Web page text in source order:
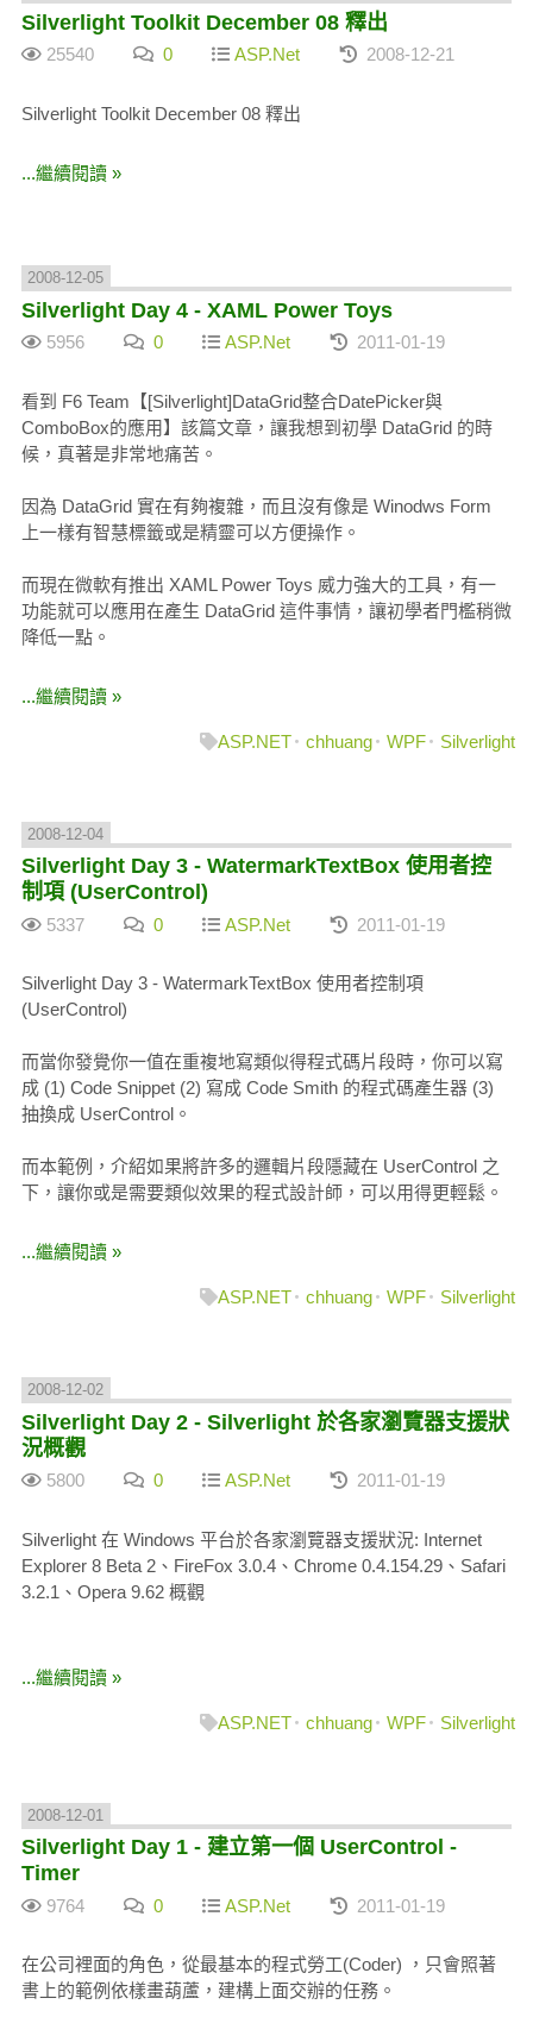
Silverlight Toolkit December 08 釋出
25540 0 ASP.Net 2008-12-21
Silverlight Toolkit December 08 釋出
...繼續閱讀 »
2008-12-05
Silverlight Day 4 - XAML Power Toys
5956 0 ASP.Net 2011-01-19
看到 F6 Team【[Silverlight]DataGrid整合DatePicker與
ComboBox的應用】該篇文章，讓我想到初學 DataGrid 的時
候，真著是非常地痛苦。
因為 DataGrid 實在有夠複雜，而且沒有像是 Winodws Form
上一樣有智慧標籤或是精靈可以方便操作。
而現在微軟有推出 XAML Power Toys 威力強大的工具，有一
功能就可以應用在產生 DataGrid 這件事情，讓初學者門檻稍微
降低一點。
...繼續閱讀 »
ASP.NET chhuang WPF Silverlight
2008-12-04
Silverlight Day 3 - WatermarkTextBox 使用者控
制項 (UserControl)
5337 0 ASP.Net 2011-01-19
Silverlight Day 3 - WatermarkTextBox 使用者控制項
(UserControl)
而當你發覺你一值在重複地寫類似得程式碼片段時，你可以寫
成 (1) Code Snippet (2) 寫成 Code Smith 的程式碼產生器 (3)
抽換成 UserControl。
而本範例，介紹如果將許多的邏輯片段隱藏在 UserControl 之
下，讓你或是需要類似效果的程式設計師，可以用得更輕鬆。
...繼續閱讀 »
ASP.NET chhuang WPF Silverlight
2008-12-02
Silverlight Day 2 - Silverlight 於各家瀏覽器支援狀
況概觀
5800 0 ASP.Net 2011-01-19
Silverlight 在 Windows 平台於各家瀏覽器支援狀況: Internet
Explorer 8 Beta 2、FireFox 3.0.4、Chrome 0.4.154.29、Safari
3.2.1、Opera 9.62 概觀
...繼續閱讀 »
ASP.NET chhuang WPF Silverlight
2008-12-01
Silverlight Day 1 - 建立第一個 UserControl -
Timer
9764 0 ASP.Net 2011-01-19
在公司裡面的角色，從最基本的程式勞工(Coder) ，只會照著
書上的範例依樣畫葫蘆，建構上面交辦的任務。